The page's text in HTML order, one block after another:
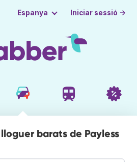
Espanya Iniciar sessió →
barats de Payless